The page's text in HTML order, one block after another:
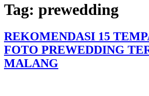
Tag: prewedding
REKOMENDASI 15
FOTO PREWEDDING
MALANG